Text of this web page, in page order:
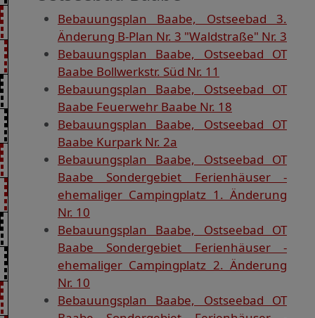
Bebauungsplan Baabe, Ostseebad 3.
Änderung B-Plan Nr. 3 "Waldstraße" Nr. 3
Bebauungsplan Baabe, Ostseebad OT
Baabe Bollwerkstr. Süd Nr. 11
Bebauungsplan Baabe, Ostseebad OT
Baabe Feuerwehr Baabe Nr. 18
Bebauungsplan Baabe, Ostseebad OT
Baabe Kurpark Nr. 2a
Bebauungsplan Baabe, Ostseebad OT
Baabe Sondergebiet Ferienhäuser -
ehemaliger Campingplatz 1. Änderung
Nr. 10
Bebauungsplan Baabe, Ostseebad OT
Baabe Sondergebiet Ferienhäuser -
ehemaliger Campingplatz 2. Änderung
Nr. 10
Bebauungsplan Baabe, Ostseebad OT